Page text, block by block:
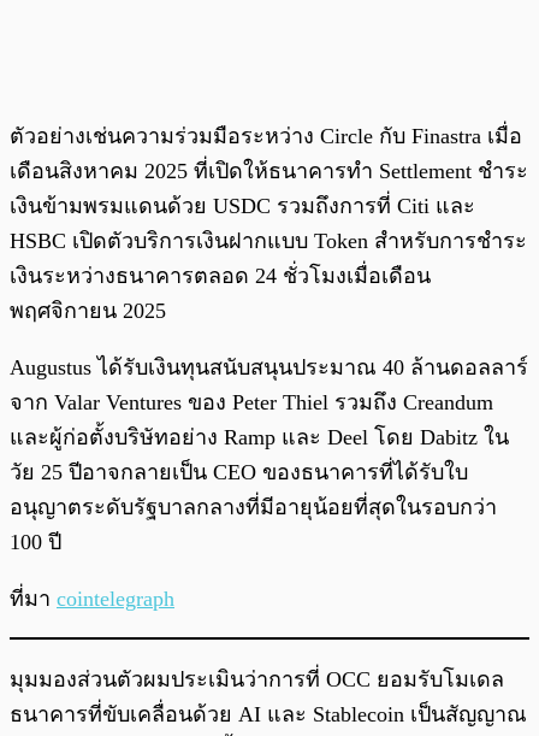
ตัวอย่างเช่นความร่วมมือระหว่าง Circle กับ Finastra เมื่อ
เดือนสิงหาคม 2025 ที่เปิดให้ธนาคารทำ Settlement ชำระ
เงินข้ามพรมแดนด้วย USDC รวมถึงการที่ Citi และ
HSBC เปิดตัวบริการเงินฝากแบบ Token สำหรับการชำระ
เงินระหว่างธนาคารตลอด 24 ชั่วโมงเมื่อเดือน
พฤศจิกายน 2025
Augustus ได้รับเงินทุนสนับสนุนประมาณ 40 ล้านดอลลาร์
จาก Valar Ventures ของ Peter Thiel รวมถึง Creandum
และผู้ก่อตั้งบริษัทอย่าง Ramp และ Deel โดย Dabitz ใน
วัย 25 ปีอาจกลายเป็น CEO ของธนาคารที่ได้รับใบ
อนุญาตระดับรัฐบาลกลางที่มีอายุน้อยที่สุดในรอบกว่า
100 ปี
ที่มา cointelegraph
มุมมองส่วนตัวผมประเมินว่าการที่ OCC ยอมรับโมเดล
ธนาคารที่ขับเคลื่อนด้วย AI และ Stablecoin เป็นสัญญาณ